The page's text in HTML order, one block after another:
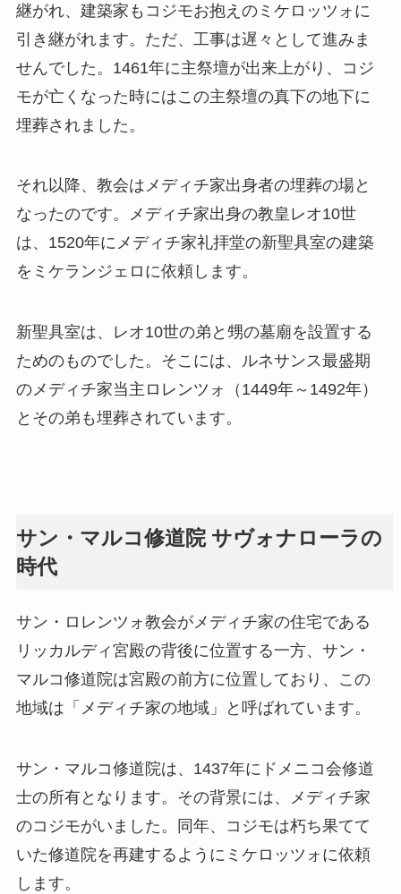
継がれ、建築家もコジモお抱えのミケロッツォに
引き継がれます。ただ、工事は遅々として進みま
せんでした。1461年に主祭壇が出来上がり、コジ
モが亡くなった時にはこの主祭壇の真下の地下に
埋葬されました。
それ以降、教会はメディチ家出身者の埋葬の場と
なったのです。メディチ家出身の教皇レオ10世
は、1520年にメディチ家礼拝堂の新聖具室の建築
をミケランジェロに依頼します。
新聖具室は、レオ10世の弟と甥の墓廟を設置する
ためのものでした。そこには、ルネサンス最盛期
のメディチ家当主ロレンツォ（1449年～1492年）
とその弟も埋葬されています。
サン・マルコ修道院 サヴォナローラの
時代
サン・ロレンツォ教会がメディチ家の住宅である
リッカルディ宮殿の背後に位置する一方、サン・
マルコ修道院は宮殿の前方に位置しており、この
地域は「メディチ家の地域」と呼ばれています。
サン・マルコ修道院は、1437年にドメニコ会修道
士の所有となります。その背景には、メディチ家
のコジモがいました。同年、コジモは朽ち果てて
いた修道院を再建するようにミケロッツォに依頼
します。